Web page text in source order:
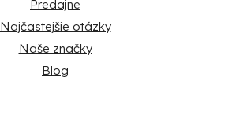
Predajne
Najčastejšie otázky
Naše značky
Blog